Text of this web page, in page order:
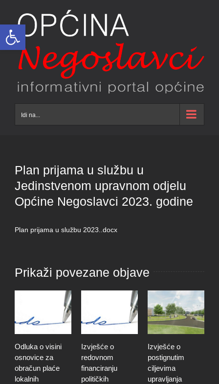
Open toolbar
content
Idi na...
Plan prijama u službu u
Jedinstvenom upravnom odjelu
Općine Negoslavci 2023. godine
Plan prijama u službu 2023..docx
Prikaži povezane objave
Odluka o visini
osnovice za
obračun plaće
lokalnih
Izvješće o
redovnom
financiranju
političkih
Izvješće o
postignutim
ciljevima
upravljanja